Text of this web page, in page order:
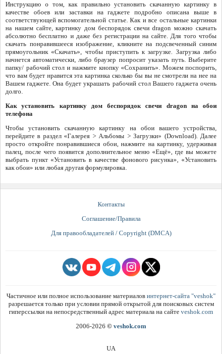
Инструкцию о том, как правильно установить скачанную картинку в
качестве обоев или заставки на гаджете подробно описана выше в
соответствующей вспомогательной статье. Как и все остальные картинки
на нашем сайте, картинку дом беспорядок свечи dragon можно скачать
абсолютно бесплатно и даже без регистрации на сайте. Для того чтобы
скачать понравившееся изображение, кликните на подсвеченный синим
прямоугольник «Скачать», чтобы приступить к загрузке. Загрузка либо
начнется автоматически, либо браузер попросит указать путь. Выберите
папку/ рабочий стол и нажмите кнопку «Сохранить». Можем поспорить,
что вам будет нравится эта картинка сколько бы вы не смотрели на нее на
Вашем гаджете. Она будет украшать рабочий стол Вашего гаджета очень
долго.
Как установить картинку дом беспорядок свечи dragon на обои
телефона
Чтобы установить скачанную картинку на обои вашего устройства,
перейдите в раздел «Галерея > Альбомы > Загрузки» (Download). Далее
просто откройте понравившиеся обои, нажмите на картинку, удерживая
палец, после чего появится дополнительное меню «Ещё», где вы можете
выбрать пункт «Установить в качестве фонового рисунка», «Установить
как обои» или любая другая формулировка.
Контакты
Соглашение/Правила
Для правообладателей / Copyright (DMCA)
Частичное или полное использование материалов интернет-сайта "veshok"
разрешается только при условии прямой открытой для поисковых систем
гиперссылки на непосредственный адрес материала на сайте veshok.com
2006-2026 © veshok.com
UA